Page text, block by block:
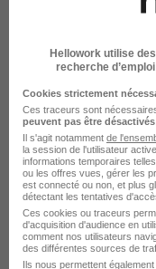
LIP
Recrutement -
Découvrir
Hellowork utilise
recherche
Cookies strictement
Ces traceurs sont
peuvent pas être désactivés
Il s'agit notamment de
la session de l'utilisateur
informations temporaires
ou les offres vues, gérer les
est connecté ou non, et plus
détectant les tentatives
Ces cookies ou traceurs
d'acquisition d'audience en
comment nos utilisateurs
des différentes sources de
Ils nous permettent